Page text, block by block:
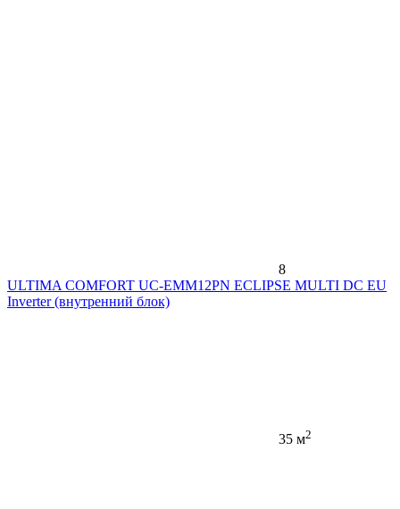
8
ULTIMA COMFORT UC-EMM12PN ECLIPSE MULTI DC EU
Inverter (внутренний блок)
35 м2